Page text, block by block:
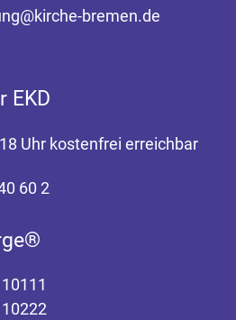
bremen.de
EKD
Uhr kostenfrei erreichbar
60 2